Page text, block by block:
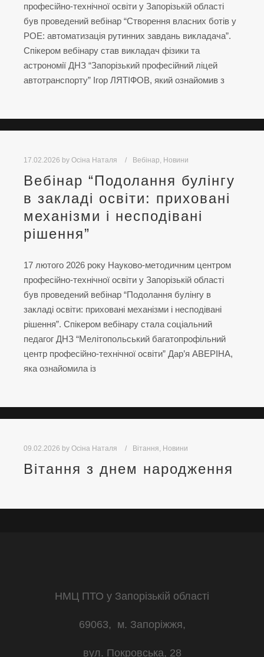
професійно-технічної освіти у Запорізькій області
був проведений вебінар “Створення власних ботів у
РOE: автоматизація рутинних завдань викладача”.
Спікером вебінару став викладач фізики та
астрономії ДНЗ “Запорізький професійний ліцей
автотранспорту” Ігор ЛЯТІФОВ, який ознайомив з
17.02.2026 by Осіна Наталя Вебінар Новини
Вебінар “Подолання булінгу
в закладі освіти: приховані
механізми і несподівані
рішення”
17 лютого 2026 року Науково-методичним центром
професійно-технічної освіти у Запорізькій області
був проведений вебінар “Подолання булінгу в
закладі освіти: приховані механізми і несподівані
рішення”. Спікером вебінару стала соціальний
педагог ДНЗ “Мелітопольський багатопрофільний
центр професійно-технічної освіти” Дар’я АВЕРІНА,
яка ознайомила із
09.02.2026 by Осіна Наталя Вітання Новини
Вітання з днем народження
НМЦ ПТО у Запорізькій області
69063, м. Запоріжжя,
вул. Покровська, 28